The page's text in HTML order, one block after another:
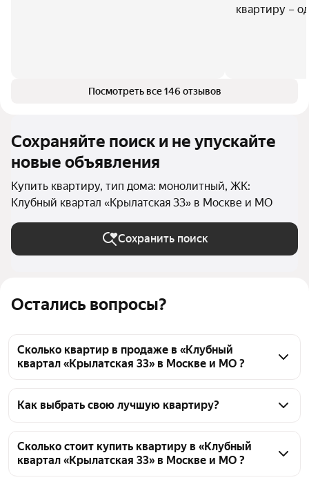
Остались вопросы?
Сколько квартир в продаже в «Клубный
квартал «Крылатская 33» в Москве и МО ?
квартал «Крылатская 33» в Москве и МО 387
Как выбрать свою лучшую квартиру?
«Клубный квартал «Крылатская 33», воспользуйтесь
тепловой картой для оценки инфраструктуры и
Сколько стоит купить квартиру в «Клубный
квартал «Крылатская 33» в Москве и МО ?
квартиру –
Посмотреть все 146 отзывов
Сохраняйте поиск и не упускайте
новые объявления
Купить квартиру, тип дома: монолитный, ЖК:
Клубный квартал «Крылатская 33» в Москве и МО
Сохранить поиск